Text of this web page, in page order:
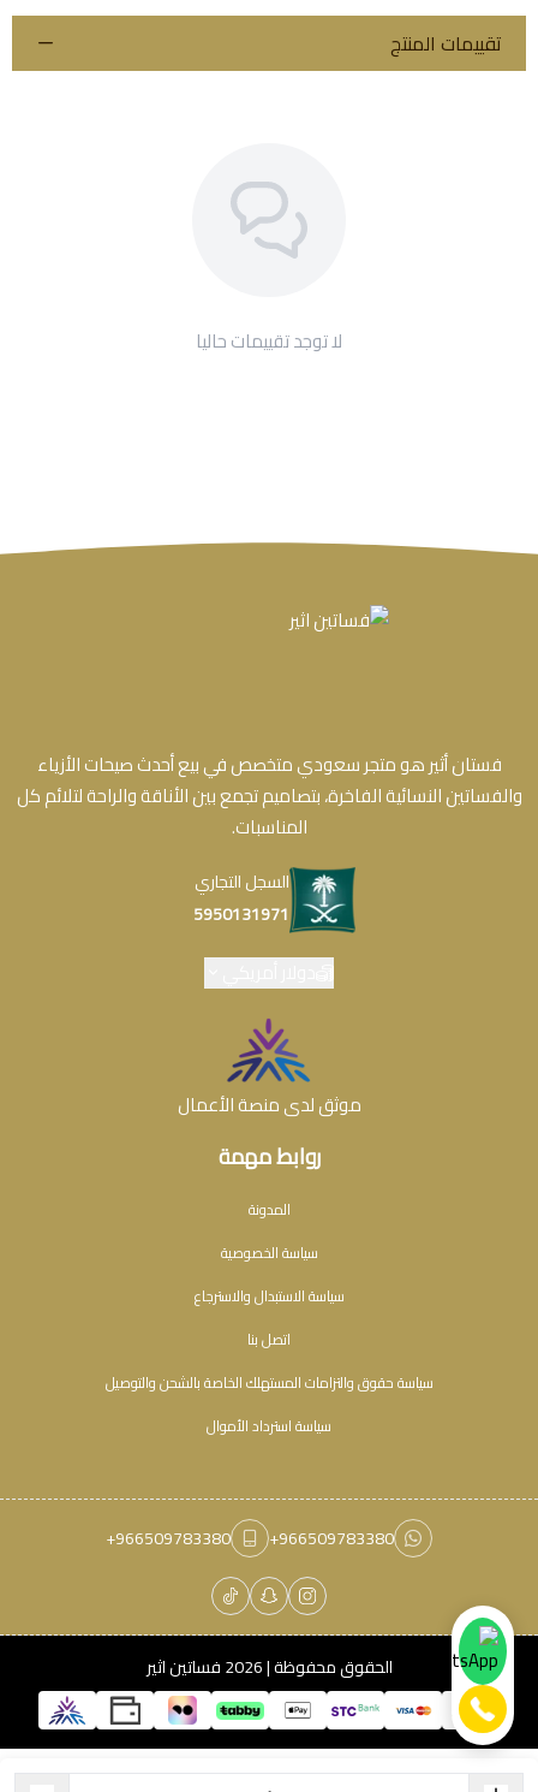
تقييمات المنتج
لا توجد تقييمات حاليا
روابط مهمة
المدونة
سياسة الخصوصية
سياسة الاستبدال والاسترجاع
اتصل بنا
سياسة حقوق والتزامات المستهلك الخاصة بالشحن والتوصيل
سياسة استرداد الأموال
فستان أثير هو متجر سعودي متخصص في بيع أحدث صيحات الأزياء
والفساتين النسائية الفاخرة، بتصاميم تجمع بين الأناقة والراحة لتلائم كل
المناسبات.
السجل التجاري
5950131971
موثق لدى منصة الأعمال
+966509783380
+966509783380
الحقوق محفوظة | 2026 فساتين اثير